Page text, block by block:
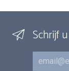
Schrijf
E-mail